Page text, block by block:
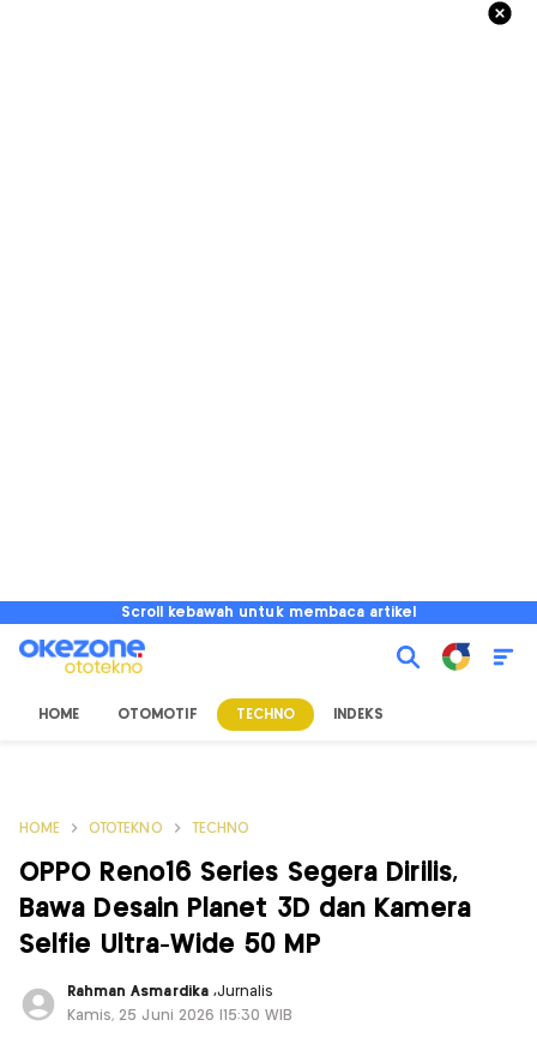
Scroll kebawah untuk membaca artikel
HOME OTOMOTIF TECHNO INDEKS
HOME OTOTEKNO TECHNO
OPPO Reno16 Series Segera Dirilis,
Bawa Desain Planet 3D dan Kamera
Selfie Ultra-Wide 50 MP
Rahman Asmardika ,Jurnalis
Kamis, 25 Juni 2026 |15:30 WIB